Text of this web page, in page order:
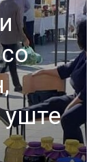
уште